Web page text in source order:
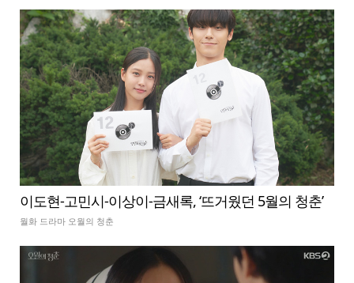
이도현-고민시-이상이-금새록, ‘뜨거웠던 5월의 청춘’
월화 드라마 오월의 청춘